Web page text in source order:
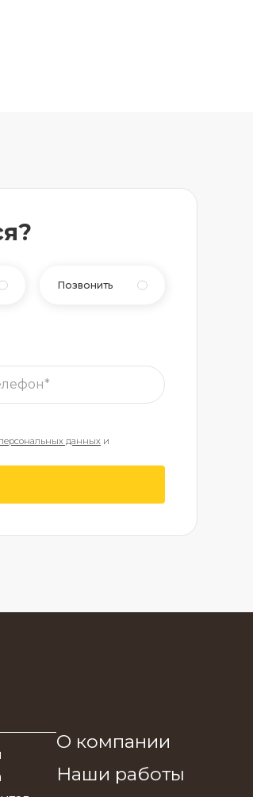
Позвонить
данных и
О компании
Наши работы